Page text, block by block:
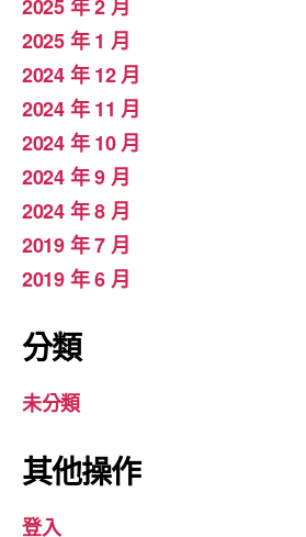
2025 年 2 月
2025 年 1 月
2024 年 12 月
2024 年 11 月
2024 年 10 月
2024 年 9 月
2024 年 8 月
2019 年 7 月
2019 年 6 月
分類
未分類
其他操作
登入